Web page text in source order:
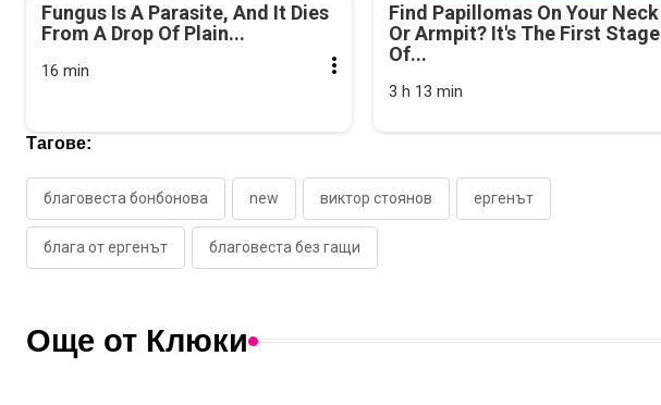
Fungus Is A Parasite, And It Dies
From A Drop Of Plain...
16 min
Find Papillomas On Your Neck
Or Armpit? It's The First Stage
Of...
3 h 13 min
Тагове:
благовеста бонбонова new виктор стоянов ергенът
блага от ергенът благовеста без гащи
Още от Клюки